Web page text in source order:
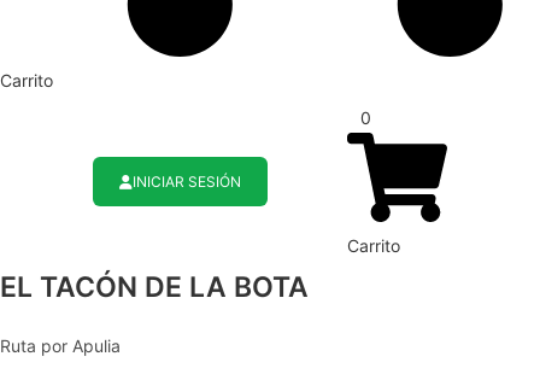
Carrito
INICIAR SESIÓN
0
Carrito
EL TACÓN DE LA BOTA
Ruta por Apulia